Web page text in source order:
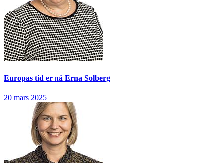
Europas tid er nå Erna Solberg
20 mars 2025